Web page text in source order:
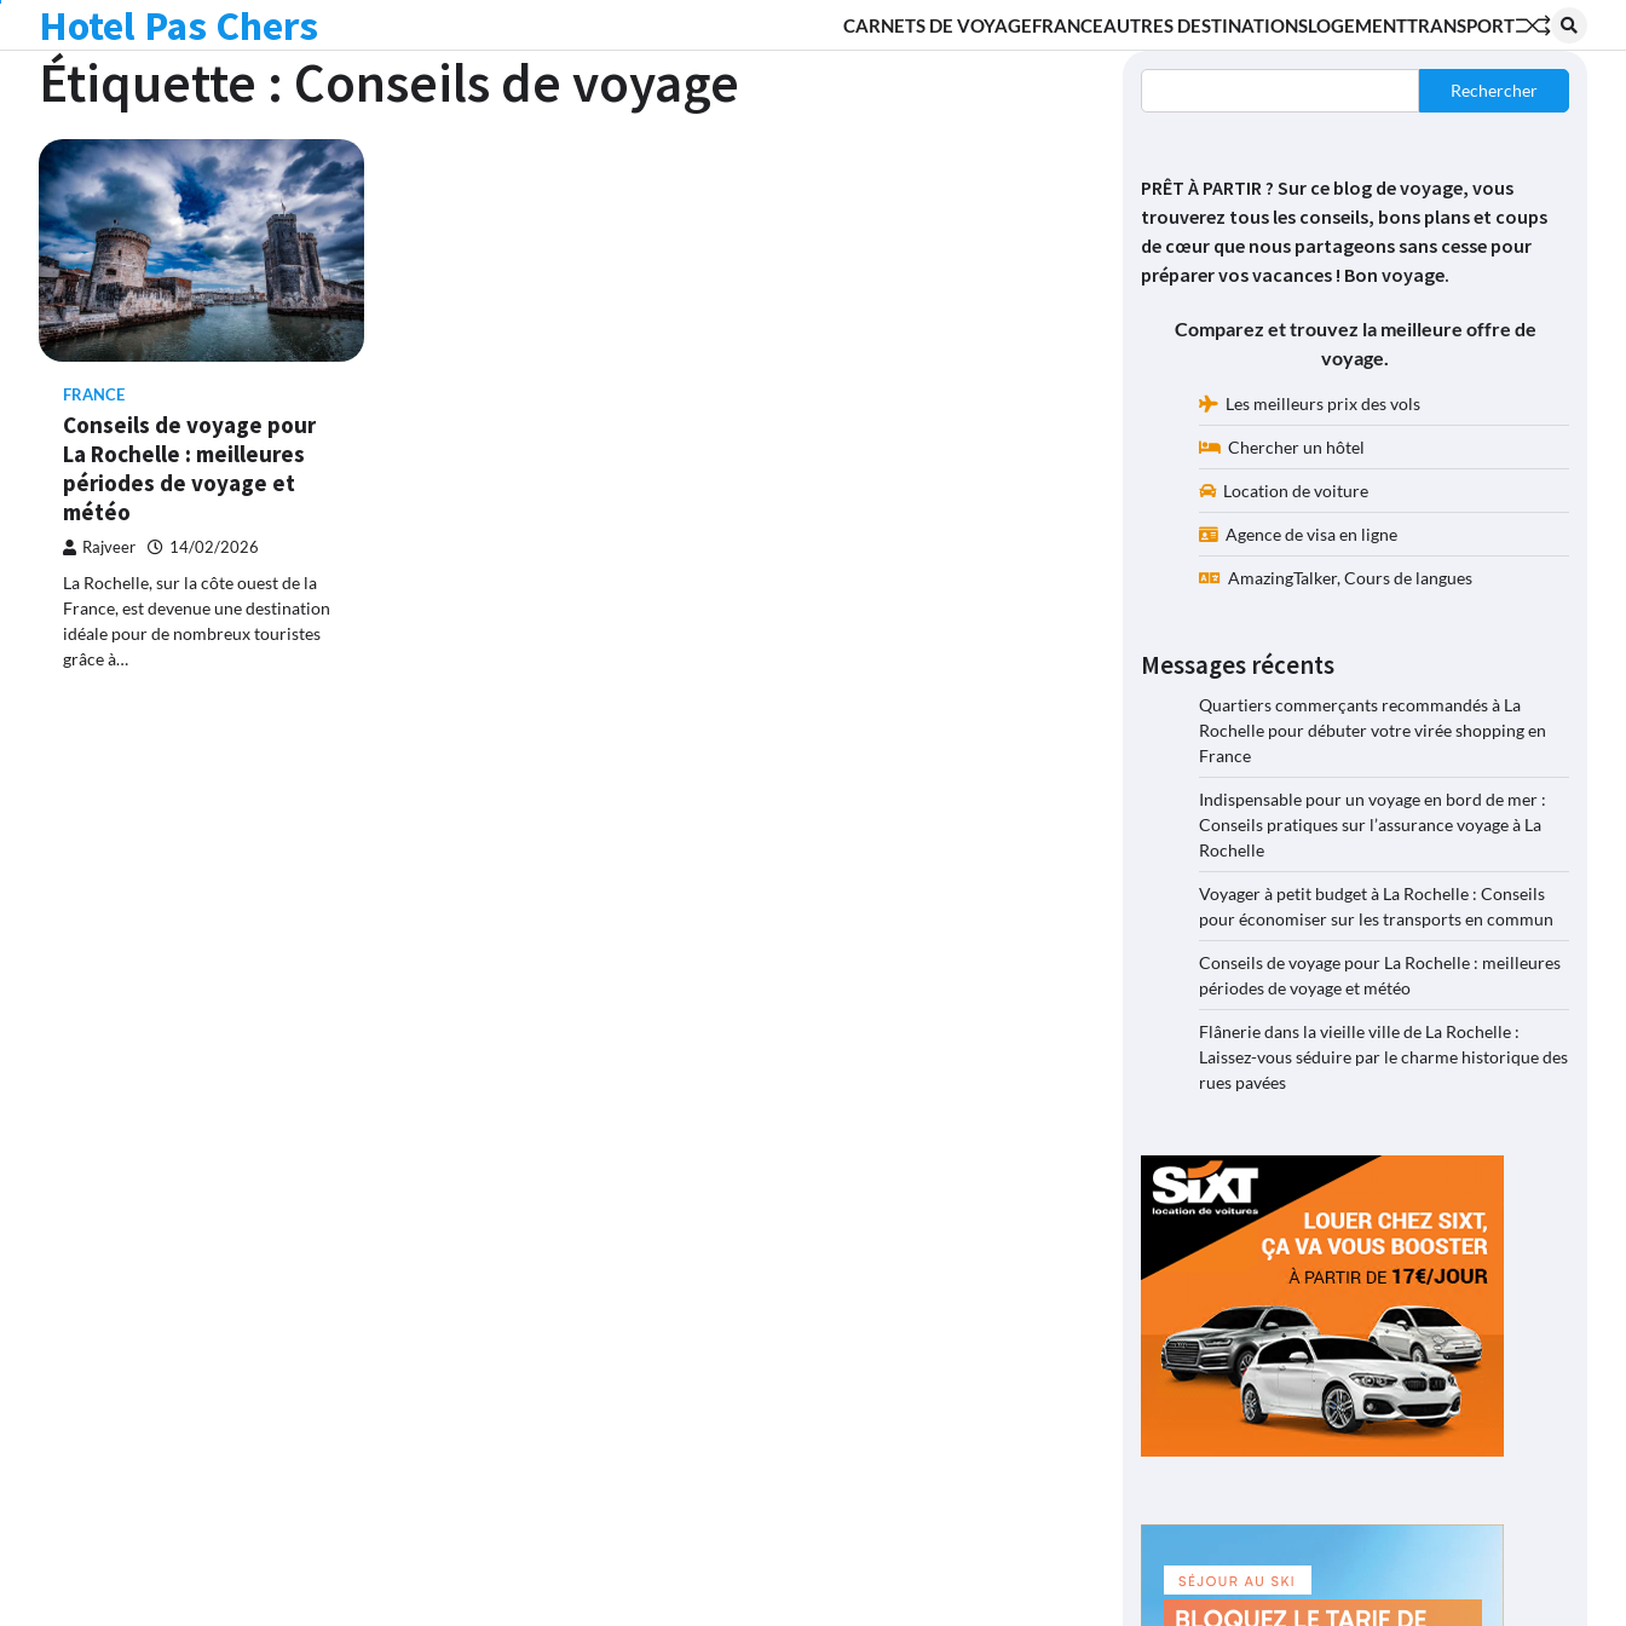
content
Hotel Pas Chers CARNETS DE VOYAGEFRANCEAUTRES DESTINATIONSLOGEMENTTRANSPORT
Étiquette : Conseils de voyage
FRANCE
Conseils de voyage pour
La Rochelle : meilleures
périodes de voyage et
météo
Rajveer 14/02/2026
La Rochelle, sur la côte ouest de la
France, est devenue une destination
idéale pour de nombreux touristes
grâce à…
Rechercher
PRÊT À PARTIR ? Sur ce blog de voyage, vous
trouverez tous les conseils, bons plans et coups
de cœur que nous partageons sans cesse pour
préparer vos vacances ! Bon voyage.
Comparez et trouvez la meilleure offre de
voyage.
Les meilleurs prix des vols
Chercher un hôtel
Location de voiture
Agence de visa en ligne
AmazingTalker, Cours de langues
Messages récents
Quartiers commerçants recommandés à La
Rochelle pour débuter votre virée shopping en
France
Indispensable pour un voyage en bord de mer :
Conseils pratiques sur l’assurance voyage à La
Rochelle
Voyager à petit budget à La Rochelle : Conseils
pour économiser sur les transports en commun
Conseils de voyage pour La Rochelle : meilleures
périodes de voyage et météo
Flânerie dans la vieille ville de La Rochelle :
Laissez-vous séduire par le charme historique des
rues pavées